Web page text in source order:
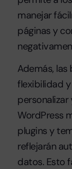
manejar
páginas y
Además,
flexibilidad
WordPress
plugins y
reflejarán
datos. Esto